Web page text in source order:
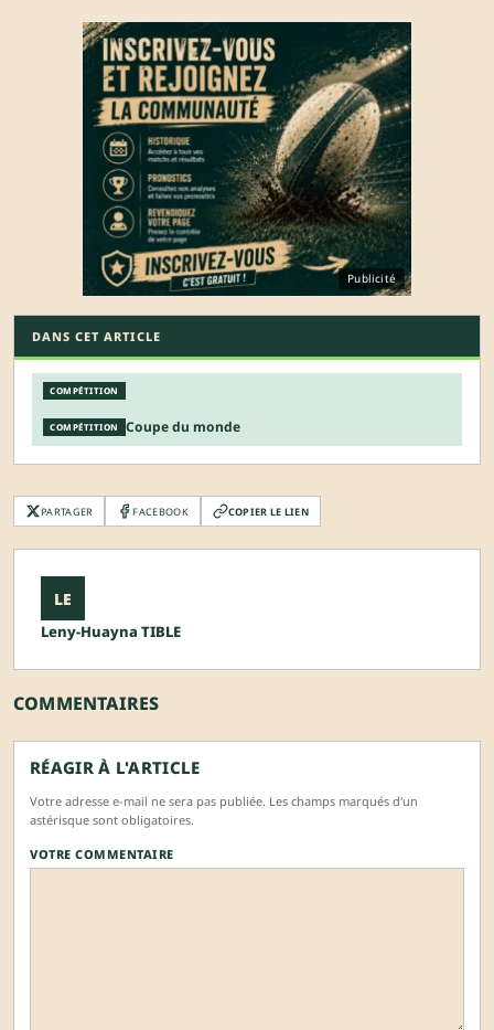
Publicité
DANS CET ARTICLE
COMPÉTITION
COMPÉTITION Coupe du monde
PARTAGER FACEBOOK COPIER LE LIEN
LE
Leny-Huayna TIBLE
COMMENTAIRES
RÉAGIR À L'ARTICLE
Votre adresse e-mail ne sera pas publiée. Les champs marqués d'un
astérisque sont obligatoires.
VOTRE COMMENTAIRE